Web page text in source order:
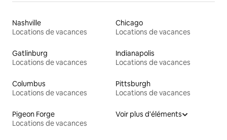
Nashville
Locations de vacances
Chicago
Locations de vacances
Gatlinburg
Locations de vacances
Indianapolis
Locations de vacances
Columbus
Locations de vacances
Pittsburgh
Locations de vacances
Pigeon Forge
Locations de vacances
Voir plus d'éléments